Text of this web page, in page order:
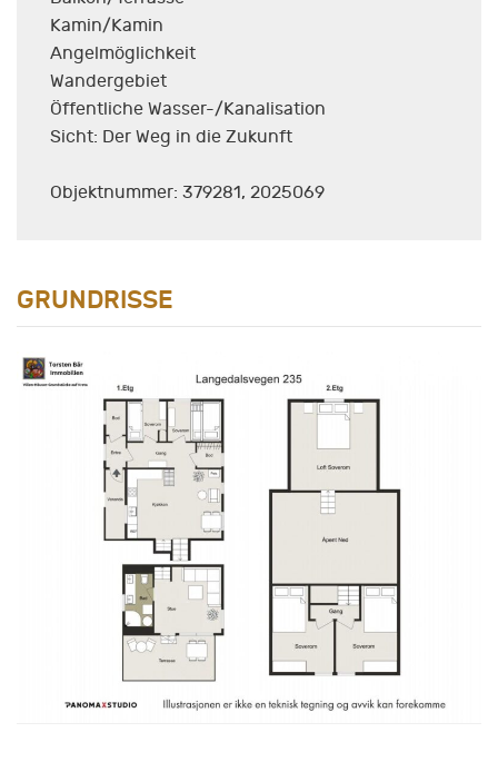
Kamin/Kamin
Angelmöglichkeit
Wandergebiet
Öffentliche Wasser-/Kanalisation
Sicht: Der Weg in die Zukunft
Objektnummer: 379281, 2025069
GRUNDRISSE